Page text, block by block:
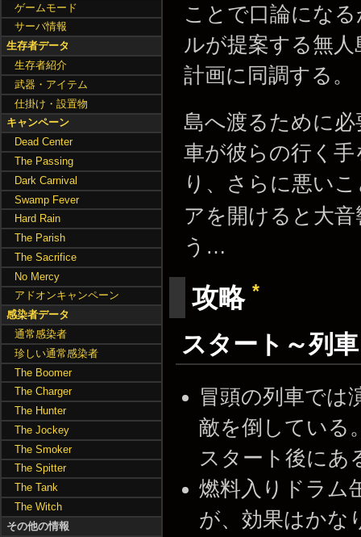
ことで口論にな
ルが提案する無
計画に同調する。
島へ渡るために
車が彼らの行く
り、さらに悪い
アを開けると大
う…
攻略 *
スタート～列
冒頭の列車では
敵を倒している
スタート後にあ
燃料入りドラム
が、効果はかな
ゲームモード
サーバ情報
生存者データ
生存者紹介
武器・アイテム
仕掛け・設置物
キャンペーン
Dead Center
The Passing
Dark Carnival
Swamp Fever
Hard Rain
The Parish
The Sacrifice
No Mercy
アドオンキャンペーン
感染者データ
通常感染者
珍しい通常感染者
The Boomer
The Charger
The Hunter
The Jockey
The Smoker
The Spitter
The Tank
The Witch
その他の情報